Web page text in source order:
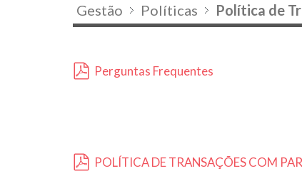
Gestão Políticas Política de
Perguntas Frequentes
POLÍTICA DE TRANSAÇÕES COM